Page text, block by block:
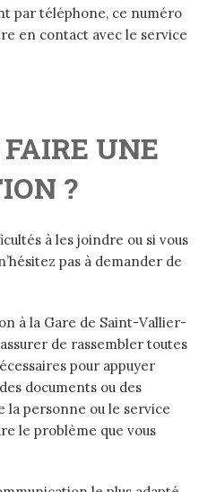
par téléphone, ce numéro
en contact avec le service
UNE
?
à les joindre ou si vous
pas à demander de
à la Gare de Saint-Vallier-
de rassembler toutes
pour appuyer
documents ou des
la personne ou le service
le problème que vous